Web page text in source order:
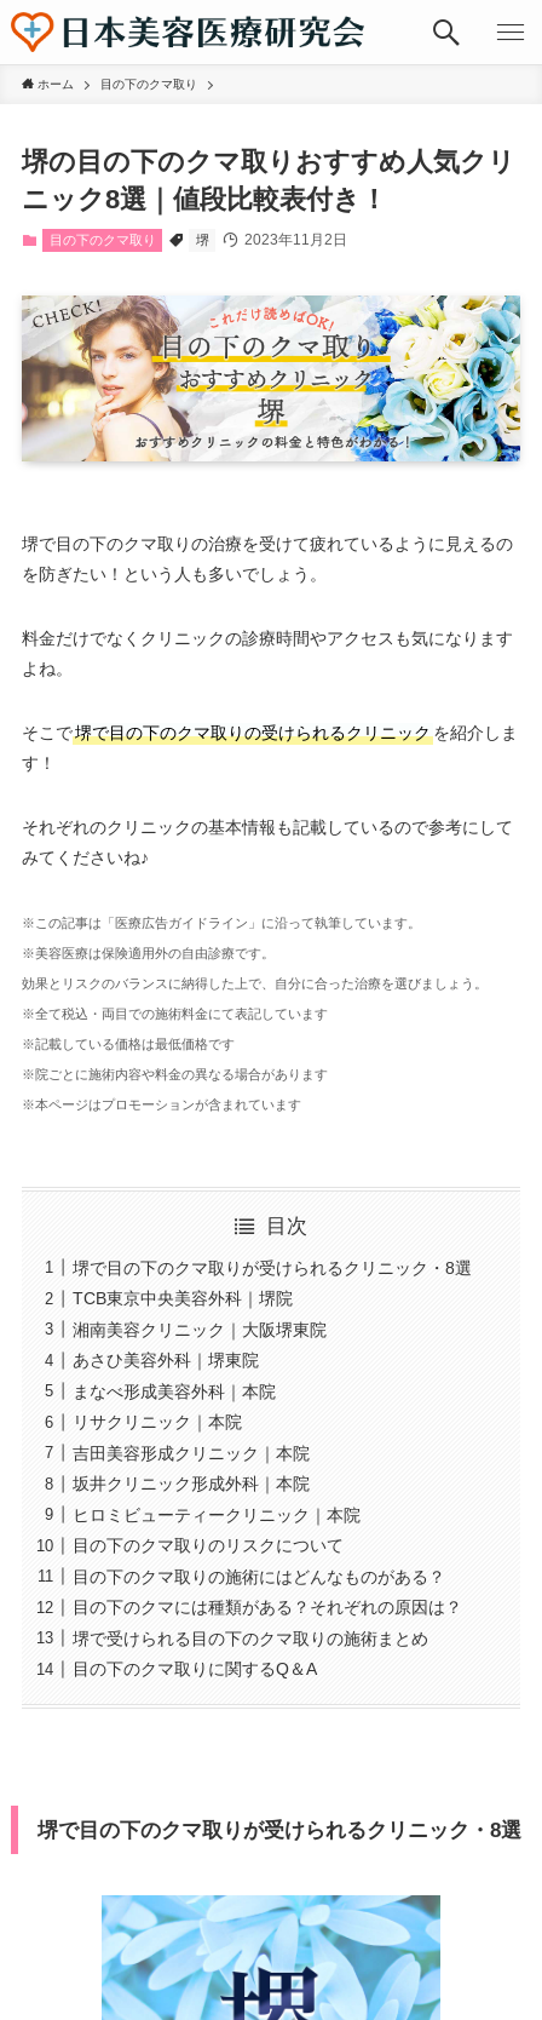
ホーム 目の下のクマ取り
堺の目の下のクマ取りおすすめ人気クリ
ニック8選｜値段比較表付き！
目の下のクマ取り 堺 2023年11月2日
堺で目の下のクマ取りの治療を受けて疲れているように見えるの
を防ぎたい！という人も多いでしょう。
料金だけでなくクリニックの診療時間やアクセスも気になります
よね。
そこで堺で目の下のクマ取りの受けられるクリニックを紹介しま
す！
それぞれのクリニックの基本情報も記載しているので参考にして
みてくださいね♪
※この記事は「医療広告ガイドライン」に沿って執筆しています。
※美容医療は保険適用外の自由診療です。
効果とリスクのバランスに納得した上で、自分に合った治療を選びましょう。
※全て税込・両目での施術料金にて表記しています
※記載している価格は最低価格です
※院ごとに施術内容や料金の異なる場合があります
※本ページはプロモーションが含まれています
目次
堺で目の下のクマ取りが受けられるクリニック・8選
TCB東京中央美容外科｜堺院
湘南美容クリニック｜大阪堺東院
あさひ美容外科｜堺東院
まなべ形成美容外科｜本院
リサクリニック｜本院
吉田美容形成クリニック｜本院
坂井クリニック形成外科｜本院
ヒロミビューティークリニック｜本院
目の下のクマ取りのリスクについて
目の下のクマ取りの施術にはどんなものがある？
目の下のクマには種類がある？それぞれの原因は？
堺で受けられる目の下のクマ取りの施術まとめ
目の下のクマ取りに関するQ＆A
堺で目の下のクマ取りが受けられるクリニック・8選